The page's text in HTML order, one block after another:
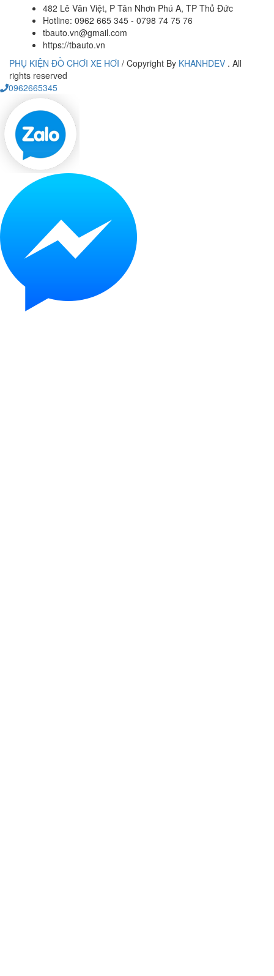
482 Lê Văn Việt, P Tân Nhơn Phú A, TP Thủ Đức
Hotline: 0962 665 345 - 0798 74 75 76
tbauto.vn@gmail.com
https://tbauto.vn
PHỤ KIỆN ĐỒ CHƠI XE HƠI / Copyright By KHANHDEV . All
rights reserved
0962665345